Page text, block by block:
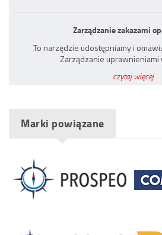
Zarządzanie zakazami
To narzędzie udostępniamy i
Zarządzanie uprawnieniami
czytaj więcej
Marki powiązane